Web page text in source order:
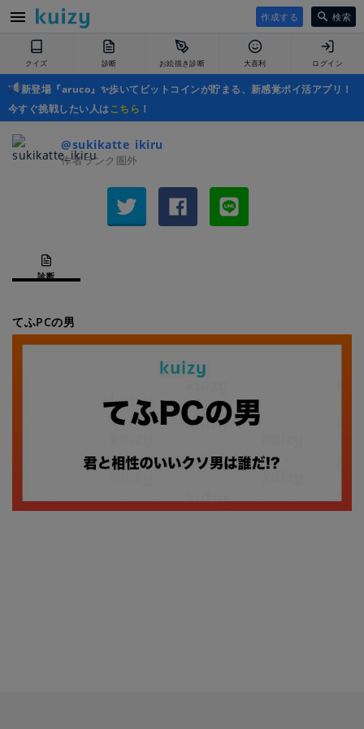
作成する 検索
クイズ 診断 お絵描き診断 大喜利 ログイン
新登場『aruco』✨歩いてビットコインが貯まる、新感覚ポイ活アプリ！
今すぐ挑戦したい人はこちら ！
@sukikatte_ikiru
作者ランク圏外
診断
てふPCの男